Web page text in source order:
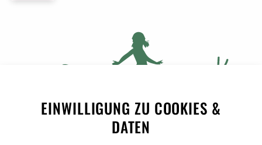
EINWILLIGUNG ZU COOKIES &
DATEN